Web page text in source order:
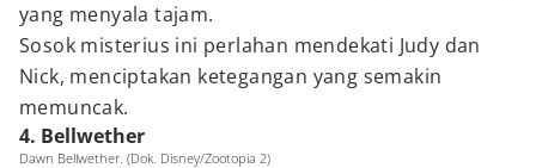
yang menyala tajam.
Sosok misterius ini perlahan mendekati Judy dan
Nick, menciptakan ketegangan yang semakin
memuncak.
4. Bellwether
Dawn Bellwether. (Dok. Disney/Zootopia 2)